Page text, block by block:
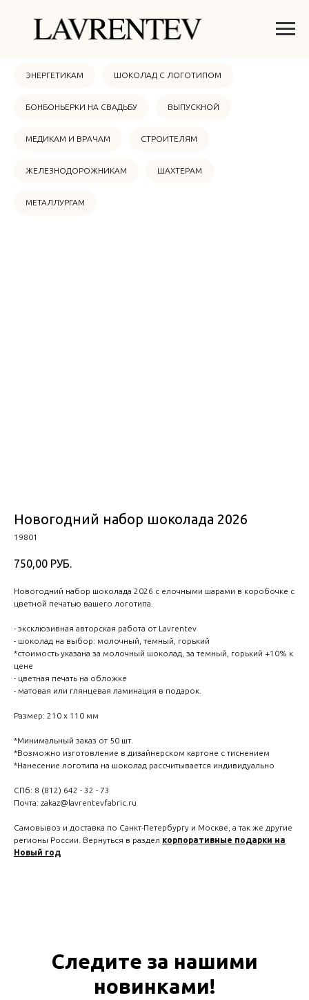
ОНЛАЙН МАГАЗИН НОВЫЙ ГОД 2026
ЭНЕРГЕТИКАМ ШОКОЛАД С ЛОГОТИПОМ
БОНБОНЬЕРКИ НА СВАДЬБУ ВЫПУСКНОЙ
МЕДИКАМ И ВРАЧАМ СТРОИТЕЛЯМ
ЖЕЛЕЗНОДОРОЖНИКАМ ШАХТЕРАМ
МЕТАЛЛУРГАМ
Новогодний набор шоколада 2026
19801
750,00 РУБ.
Новогодний набор шоколада 2026 с елочными шарами в коробочке с
цветной печатью вашего логотипа.
- эксклюзивная авторская работа от Lavrentev
- шоколад на выбор: молочный, темный, горький
*стоимость указана за молочный шоколад, за темный, горький +10% к
цене
- цветная печать на обложке
- матовая или глянцевая ламинация в подарок.
Размер: 210 х 110 мм
*Минимальный заказ от 50 шт.
*Возможно изготовление в дизайнерском картоне с тиснением
*Нанесение логотипа на шоколад рассчитывается индивидуально
СПб: 8 (812) 642 - 32 - 73
Почта: zakaz@lavrentevfabric.ru
Самовывоз и доставка по Санкт-Петербургу и Москве, а так же другие
регионы России. Вернуться в раздел корпоративные подарки на
Новый год
Следите за нашими
новинками!